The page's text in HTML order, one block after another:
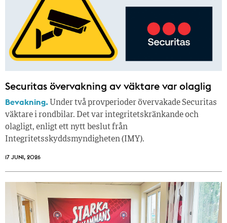
Securitas övervakning av väktare var olaglig
Bevakning. Under två provperioder övervakade Securitas
väktare i rondbilar. Det var integritetskränkande och
olagligt, enligt ett nytt beslut från
Integritetsskyddsmyndigheten (IMY).
17 JUNI, 2026